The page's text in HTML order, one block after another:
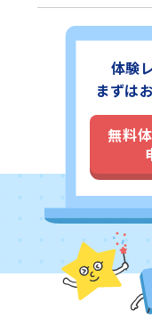
体験
まずは
無料